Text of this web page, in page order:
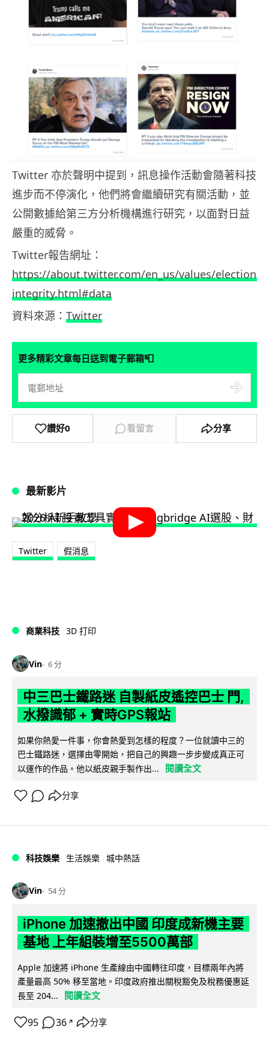
Twitter 亦於聲明中提到，訊息操作活動會隨著科技
進步而不停演化，他們將會繼續研究有關活動，並
公開數據給第三方分析機構進行研究，以面對日益
嚴重的威脅。
Twitter報告網址：
https://about.twitter.com/en_us/values/elections-
integrity.html#data
資料來源： Twitter
更多精彩文章每日送到電子郵箱📮
讚好0 看留言 分享
最新影片
Twitter 假消息
商業科技 3D 打印
Vin 6 分
中三巴士鐵路迷 自製紙皮遙控巴士 門,
水撥識郁 + 實時GPS報站
如果你熱愛一件事，你會熱愛到怎樣的程度？一位就讀中三的
巴士鐵路迷，選擇由零開始，把自己的興趣一步步變成真正可
以運作的作品。他以紙皮親手製作出...
閱讀全文
分享
科技娛樂 生活娛樂 城中熱話
Vin 54 分
iPhone 加速撤出中國 印度成新機主要
基地 上年組裝增至5500萬部
Apple 加速將 iPhone 生產線由中國轉往印度，目標兩年內將
產量最高 50% 移至當地。印度政府推出關稅豁免及稅務優惠延
長至 204...
閱讀全文
95 36 ↗ 分享